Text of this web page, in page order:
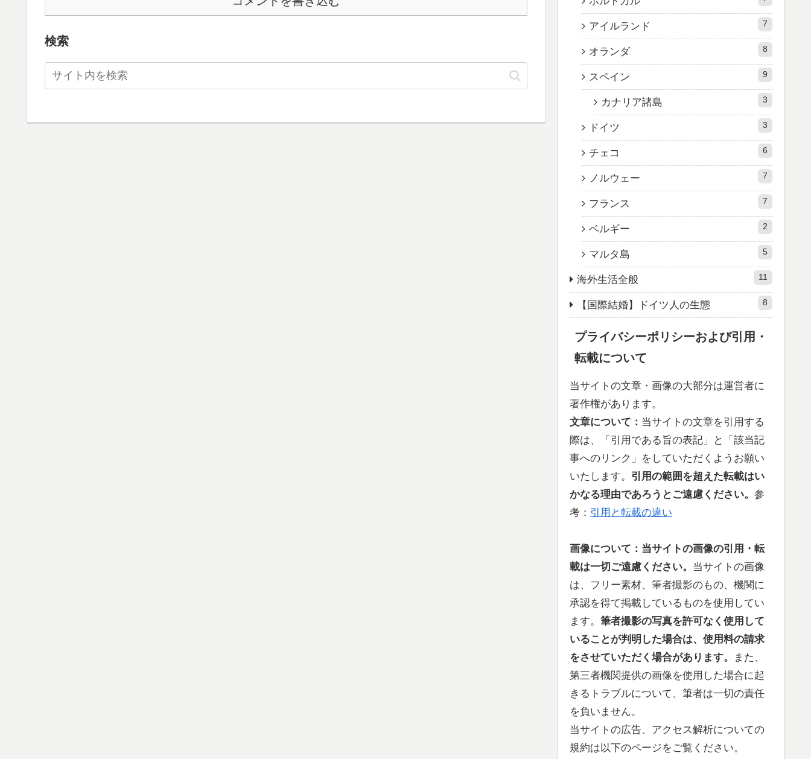
検索
アイルランド 7
オランダ 8
スペイン 9
カナリア諸島 3
ドイツ 3
チェコ 6
ノルウェー 7
フランス 7
ベルギー 2
マルタ島 5
海外生活全般 11
【国際結婚】ドイツ人の生態 8
プライバシーポリシーおよび引用・
転載について
当サイトの文章・画像の大部分は運営者に
著作権があります。
文章について： 当サイトの文章を引用する
際は、「引用である旨の表記」と「該当記
事へのリンク」をしていただくようお願い
いたします。 引用の範囲を超えた転載はい
かなる理由であろうとご遠慮ください。 参
考： 引用と転載の違い
画像について：当サイトの画像の引用・転
載は一切ご遠慮ください。 当サイトの画像
は、フリー素材、筆者撮影のもの、機関に
承認を得て掲載しているものを使用してい
ます。 筆者撮影の写真を許可なく使用して
いることが判明した場合は、使用料の請求
をさせていただく場合があります。
また、
第三者機関提供の画像を使用した場合に起
きるトラブルについて、筆者は一切の責任
を負いません。
当サイトの広告、アクセス解析についての
規約は以下のページをご覧ください。